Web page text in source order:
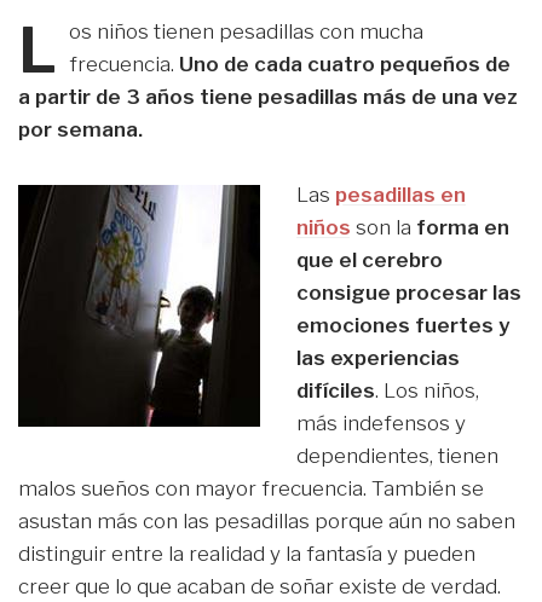
L
os niños tienen pesadillas con mucha
frecuencia. Uno de cada cuatro pequeños de
a partir de 3 años tiene pesadillas más de una vez
por semana.
Las pesadillas en
niños son la forma en
que el cerebro
consigue procesar las
emociones fuertes y
las experiencias
difíciles. Los niños,
más indefensos y
dependientes, tienen
malos sueños con mayor frecuencia. También se
asustan más con las pesadillas porque aún no saben
distinguir entre la realidad y la fantasía y pueden
creer que lo que acaban de soñar existe de verdad.